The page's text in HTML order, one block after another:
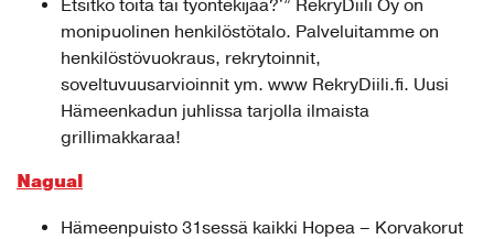
Etsitkö töitä tai työntekijää?'” RekryDiili Oy on
monipuolinen henkilöstötalo. Palveluitamme on
henkilöstövuokraus, rekrytoinnit,
soveltuvuusarvioinnit ym. www RekryDiili.fi. Uusi
Hämeenkadun juhlissa tarjolla ilmaista
grillimakkaraa!
Nagual
Hämeenpuisto 31sessä kaikki Hopea – Korvakorut